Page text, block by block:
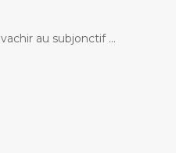
au subjonctif ...